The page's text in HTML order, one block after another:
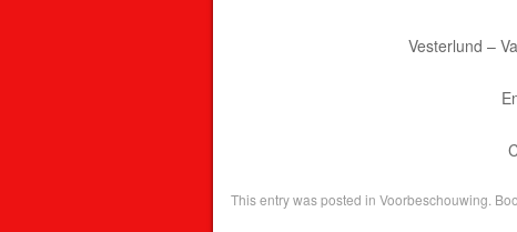
Vesterlund –
This entry was posted in Voorbeschouwing .